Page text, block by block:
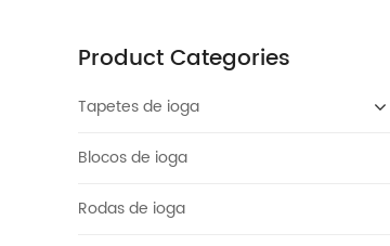
Product Categories
Tapetes de ioga
Blocos de ioga
Rodas de ioga